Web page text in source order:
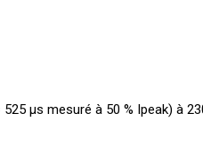
µs mesuré à 50 % Ipeak) à